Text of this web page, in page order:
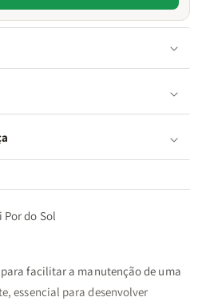
Por do Sol
facilitar a manutenção de uma
essencial para desenvolver